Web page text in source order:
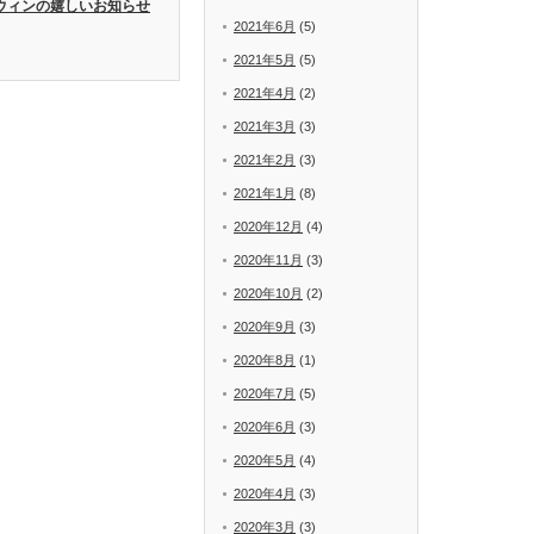
ィンの嬉しいお知らせ
2021年6月 (5)
2021年5月 (5)
2021年4月 (2)
2021年3月 (3)
2021年2月 (3)
2021年1月 (8)
2020年12月 (4)
2020年11月 (3)
2020年10月 (2)
2020年9月 (3)
2020年8月 (1)
2020年7月 (5)
2020年6月 (3)
2020年5月 (4)
2020年4月 (3)
2020年3月 (3)